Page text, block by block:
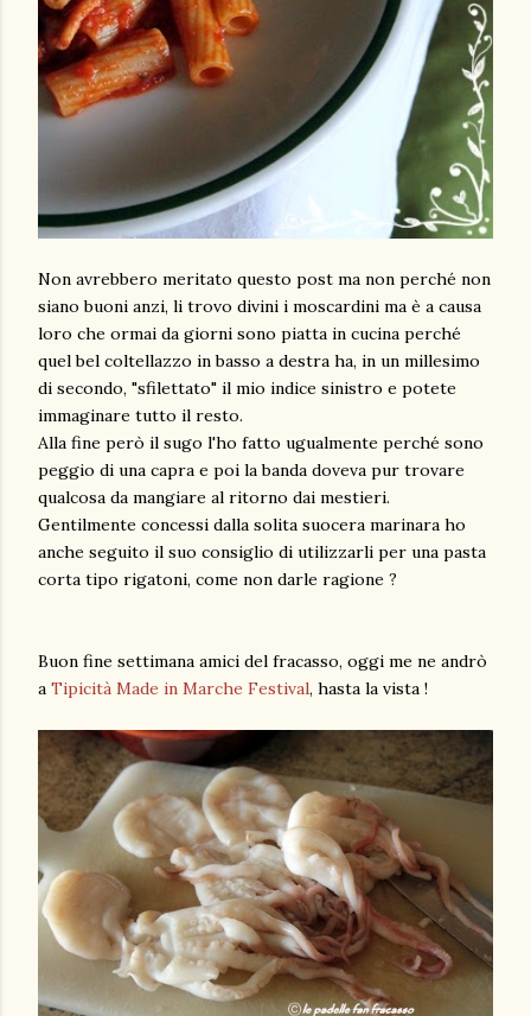
Non avrebbero meritato questo post ma non perché non
siano buoni anzi, li trovo divini i moscardini ma è a causa
loro che ormai da giorni sono piatta in cucina perché
quel bel coltellazzo in basso a destra ha, in un millesimo
di secondo, "sfilettato" il mio indice sinistro e potete
immaginare tutto il resto.
Alla fine però il sugo l'ho fatto ugualmente perché sono
peggio di una capra e poi la banda doveva pur trovare
qualcosa da mangiare al ritorno dai mestieri.
Gentilmente concessi dalla solita suocera marinara ho
anche seguito il suo consiglio di utilizzarli per una pasta
corta tipo rigatoni, come non darle ragione ?
Buon fine settimana amici del fracasso, oggi me ne andrò
a Tipicità Made in Marche Festival, hasta la vista !